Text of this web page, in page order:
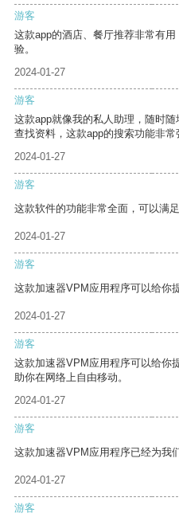
游客
这款app的酒店、餐厅推荐非常有
验。
2024-01-27
游客
这款app就像我的私人助理，随时
查找资料，这款app的搜索功能非常
2024-01-27
游客
这款软件的功能非常全面，可以满足
2024-01-27
游客
这款加速器VPM应用程序可以给你
2024-01-27
游客
这款加速器VPM应用程序可以给你
助你在网络上自由移动。
2024-01-27
游客
这款加速器VPM应用程序已经为我
2024-01-27
游客